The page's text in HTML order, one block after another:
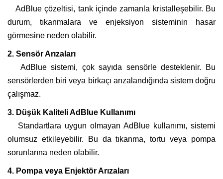
AdBlue çözeltisi, tank içinde zamanla kristalleşebilir. Bu
durum, tıkanmalara ve enjeksiyon sisteminin hasar
görmesine neden olabilir.
2. Sensör Arızaları
AdBlue sistemi, çok sayıda sensörle desteklenir. Bu
sensörlerden biri veya birkaçı arızalandığında sistem doğru
çalışmaz.
3. Düşük Kaliteli AdBlue Kullanımı
Standartlara uygun olmayan AdBlue kullanımı, sistemi
olumsuz etkileyebilir. Bu da tıkanma, tortu veya pompa
sorunlarına neden olabilir.
4. Pompa veya Enjektör Arızaları